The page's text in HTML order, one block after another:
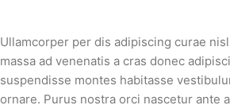
Ullamcorper per dis adipiscing curae
massa ad venenatis a cras donec
suspendisse montes habitasse
ornare. Purus nostra orci nascetur ante